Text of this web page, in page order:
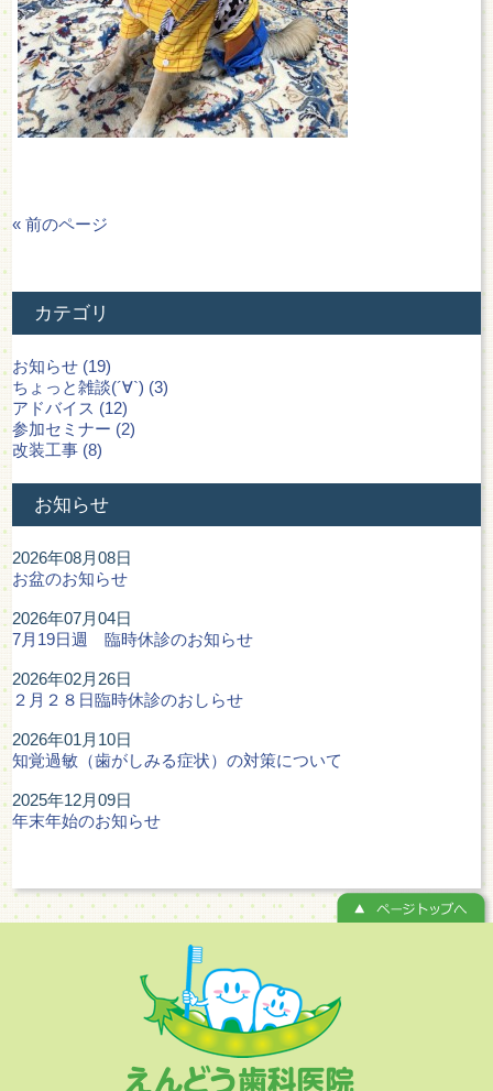
« 前のページ
カテゴリ
お知らせ (19)
ちょっと雑談(´∀`) (3)
アドバイス (12)
参加セミナー (2)
改装工事 (8)
お知らせ
2026年08月08日
お盆のお知らせ
2026年07月04日
7月19日週 臨時休診のお知らせ
2026年02月26日
２月２８日臨時休診のおしらせ
2026年01月10日
知覚過敏（歯がしみる症状）の対策について
2025年12月09日
年末年始のお知らせ